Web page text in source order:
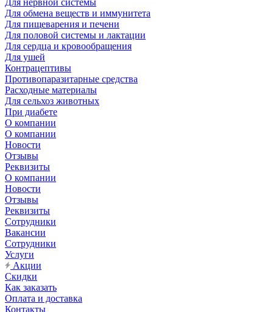
Для нервной системы
Для обмена веществ и иммунитета
Для пищеварения и печени
Для половой системы и лактации
Для сердца и кровообращения
Для ушей
Контрацептивы
Противопаразитарные средства
Расходные материалы
Для сельхоз животных
При диабете
О компании
О компании
Новости
Отзывы
Реквизиты
О компании
Новости
Отзывы
Реквизиты
Сотрудники
Вакансии
Сотрудники
Услуги
Акции
Скидки
Как заказать
Оплата и доставка
Контакты